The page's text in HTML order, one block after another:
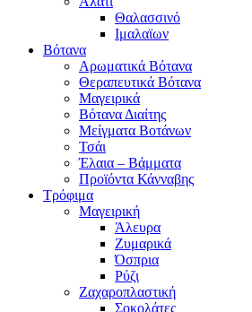
Θαλασσινό
Ιμαλαϊων
Βότανα
Αρωματικά Βότανα
Θεραπευτικά Βότανα
Μαγειρικά
Βότανα Διαίτης
Μείγματα Βοτάνων
Τσάι
Έλαια – Βάμματα
Προϊόντα Κάνναβης
Τρόφιμα
Μαγειρική
Άλευρα
Ζυμαρικά
Όσπρια
Ρύζι
Ζαχαροπλαστική
Σοκολάτες